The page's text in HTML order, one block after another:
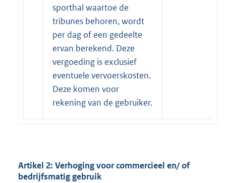
sporthal waartoe de
tribunes behoren, wordt
per dag of een gedeelte
ervan berekend. Deze
vergoeding is exclusief
eventuele vervoerskosten.
Deze komen voor
rekening van de gebruiker.
Artikel 2: Verhoging voor commercieel en/ of
bedrijfsmatig gebruik